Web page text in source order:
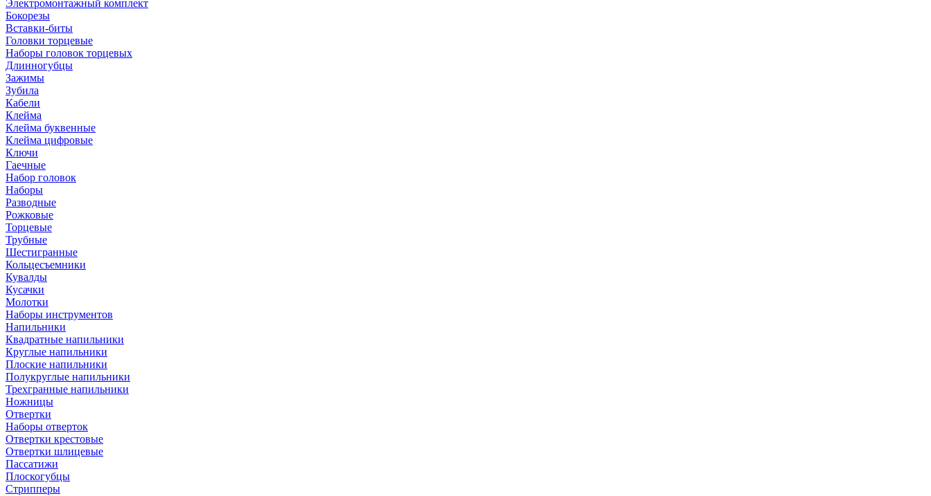
Электромонтажный комплект
Бокорезы
Вставки-биты
Головки торцевые
Наборы головок торцевых
Длинногубцы
Зажимы
Зубила
Кабели
Клейма
Клейма буквенные
Клейма цифровые
Ключи
Гаечные
Набор головок
Наборы
Разводные
Рожковые
Торцевые
Трубные
Шестигранные
Кольцесъемники
Кувалды
Кусачки
Молотки
Наборы инструментов
Напильники
Квадратные напильники
Круглые напильники
Плоские напильники
Полукруглые напильники
Трехгранные напильники
Ножницы
Отвертки
Наборы отверток
Отвертки крестовые
Отвертки шлицевые
Пассатижи
Плоскогубцы
Стрипперы